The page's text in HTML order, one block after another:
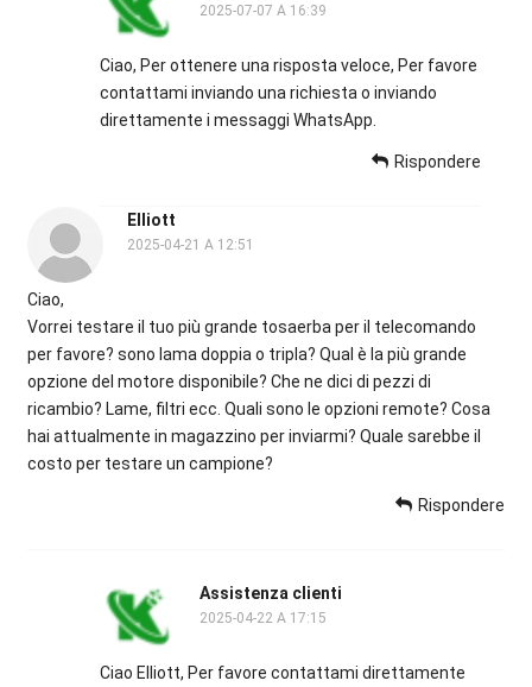
2025-07-07 A 16:39
Ciao, Per ottenere una risposta veloce, Per favore
contattami inviando una richiesta o inviando
direttamente i messaggi WhatsApp.
Rispondere
Elliott
2025-04-21 A 12:51
Ciao,
Vorrei testare il tuo più grande tosaerba per il telecomando
per favore? sono lama doppia o tripla? Qual è la più grande
opzione del motore disponibile? Che ne dici di pezzi di
ricambio? Lame, filtri ecc. Quali sono le opzioni remote? Cosa
hai attualmente in magazzino per inviarmi? Quale sarebbe il
costo per testare un campione?
Rispondere
Assistenza clienti
2025-04-22 A 17:15
Ciao Elliott, Per favore contattami direttamente